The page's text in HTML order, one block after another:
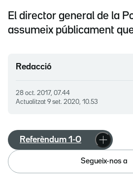
El director general de la
assumeix públicament
Redacció
28 oct. 2017, 07.44
Actualitzat 9 set. 2020, 10.53
Referèndum 1-O
Segueix-nos a